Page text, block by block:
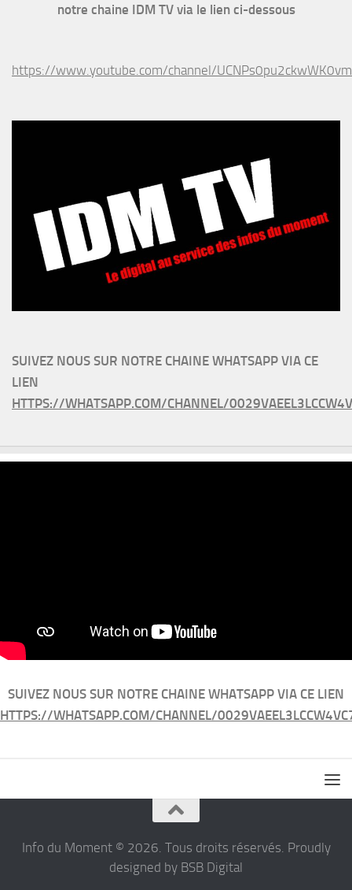
notre chaine IDM TV via le lien ci-dessous
https://www.youtube.com/channel/
SUIVEZ NOUS SUR NOTRE CHAINE WHATSAPP VIA CE
LIEN
HTTPS://WHATSAPP.COM/CHANNEL/
SUIVEZ NOUS SUR NOTRE CHAINE WHATSAPP VIA CE LIEN
HTTPS://WHATSAPP.COM/CHANNEL/
Info du Moment © 2026. Tous droits réservés. Proudly
designed by BSB Digital